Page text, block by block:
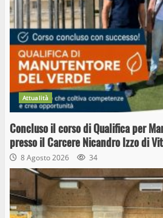
Attualità
Concluso il corso di Qualifica per
presso il Carcere Nicandro Izzo di
8 Agosto 2026 34